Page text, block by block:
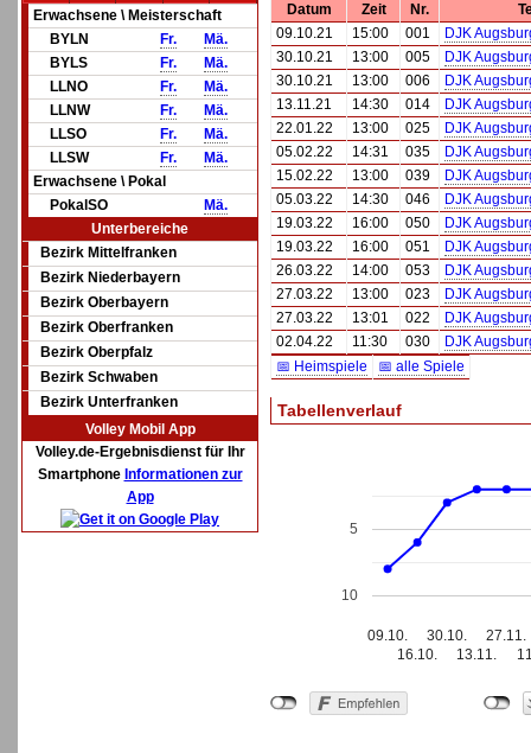
Erwachsene \ Meisterschaft
BYLN
Fr.
Mä.
BYLS
Fr.
Mä.
LLNO
Fr.
Mä.
LLNW
Fr.
Mä.
LLSO
Fr.
Mä.
LLSW
Fr.
Mä.
Erwachsene \ Pokal
PokalSO
Mä.
Unterbereiche
Bezirk Mittelfranken
Bezirk Niederbayern
Bezirk Oberbayern
Bezirk Oberfranken
Bezirk Oberpfalz
Bezirk Schwaben
Bezirk Unterfranken
Volley Mobil App
Volley.de-Ergebnisdienst für Ihr
Smartphone Informationen zur
App
Datum Zeit Nr.
09.10.21
15:00 001
DJK
30.10.21
13:00 005
DJK
30.10.21
13:00 006
DJK
13.11.21
14:30 014
DJK
22.01.22
13:00 025
DJK
05.02.22
14:31 035
DJK
15.02.22
13:00 039
DJK
05.03.22
14:30 046
DJK
19.03.22
16:00 050
DJK
19.03.22
16:00 051
DJK
26.03.22
14:00 053
DJK
27.03.22
13:00 023
DJK
27.03.22
13:01 022
DJK
02.04.22
11:30 030
DJK
📅 Heimspiele
📅 alle Spiele
Tabellenverlauf
09.10.
16.10.
30.10.
13.11.
27.11.
5
10